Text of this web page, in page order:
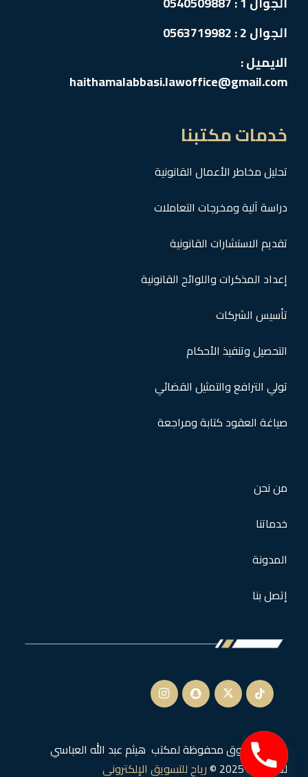
الجوال 2 : 0563719982
الايميل :
haithamalabbasi.lawoffice@gmail.com
خدمات مكتبنا
تحليل مخاطر الأعمال القانونية
دراسة آلية ومخرجات التعاملات
تقديم الاستشارات القانونية
إعداد المذكرات واللوائح القانونية
تأسيس الشركات
التحصيل وتنفيذ الأحكام
تولي الترافع والتمثيل القضائي
صياغة العقود كتابة ومراجعة
من نحن
خدماتنا
المدونة
إتصل بنا
جميع الحقوق محفوظة لمكتب هيثم عبد الله العباسي
للمحاماة 2025 ©
رياح للتسويق الإلكتروني